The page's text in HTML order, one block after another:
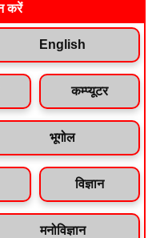
करें
English
कम्प्यूटर
भूगोल
विज्ञान
मनोविज्ञान